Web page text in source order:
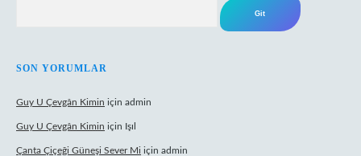
SON YORUMLAR
Guy U Çevgân Kimin için admin
Guy U Çevgân Kimin için Işıl
Çanta Çiçeği Güneşi Sever Mi için admin